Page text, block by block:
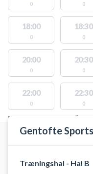
0 0
18:00
0
18:30
0
20:00
0
20:30
0
22:00
0
22:30
0
PLATSER MED
Gentofte
Træningshal - Hal B